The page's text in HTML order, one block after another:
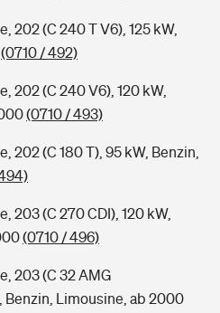
202 (C 240 T V6), 125 kW,
(0710 / 492)
202 (C 240 V6), 120 kW,
(0710 / 493)
202 (C 180 T), 95 kW, Benzin,
203 (C 270 CDI), 120 kW,
(0710 / 496)
203 (C 32 AMG
Benzin, Limousine, ab 2000